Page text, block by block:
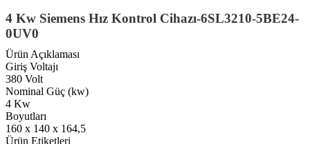
4 Kw Siemens Hız Kontrol Cihazı-6SL3210-5BE24-
0UV0
Ürün Açıklaması
Giriş Voltajı
380 Volt
Nominal Güç (kw)
4 Kw
Boyutları
160 x 140 x 164,5
Ürün Etiketleri